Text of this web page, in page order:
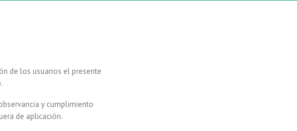
de los usuarios el presente
y cumplimiento
de aplicación.